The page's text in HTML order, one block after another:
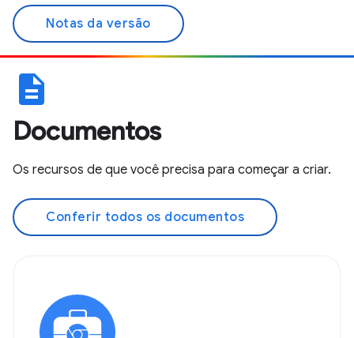
Notas da versão
description
Documentos
Os recursos de que você precisa para começar a criar.
Conferir todos os documentos